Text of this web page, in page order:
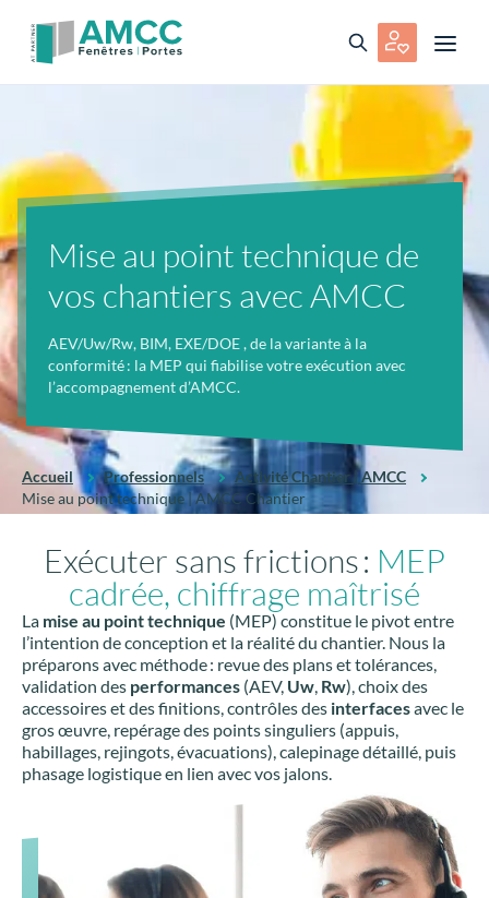
Mise au point technique de
vos chantiers avec AMCC
AEV/Uw/Rw, BIM, EXE/DOE , de la variante à la
conformité : la MEP qui fiabilise votre exécution avec
l’accompagnement d’AMCC.
Accueil Professionnels
Activité Chantier | AMCC
Mise au point technique | AMCC Chantier
Exécuter sans frictions : MEP
cadrée, chiffrage maîtrisé
La mise au point technique (MEP) constitue le pivot entre
l’intention de conception et la réalité du chantier. Nous la
préparons avec méthode : revue des plans et tolérances,
validation des performances (AEV, Uw, Rw), choix des
accessoires et des finitions, contrôles des interfacesavec le
gros œuvre, repérage des points singuliers (appuis,
habillages, rejingots, évacuations), calepinage détaillé, puis
phasage logistique en lien avec vos jalons.